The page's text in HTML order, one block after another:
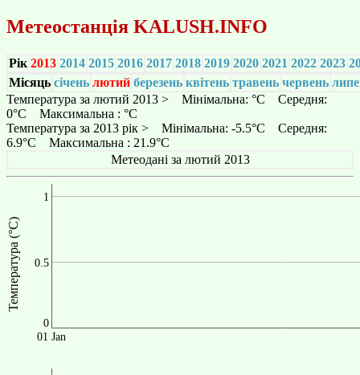
Метеостанція KALUSH.INFO
Рік 2013 2014 2015 2016 2017 2018 2019 2020 2021 2022 2023
Місяць січень лютий березень квітень травень червень
Температура за лютий 2013 > Мінімальна: °C Середня:
0°C Максимальна : °C
Температура за 2013 рік > Мінімальна: -5.5°C Середня:
6.9°C Максимальна : 21.9°C
Метеодані за лютий 2013
Температура (°C)
0
0.5
1
01 Jan